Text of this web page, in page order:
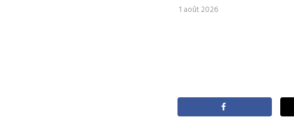
1 août 2026